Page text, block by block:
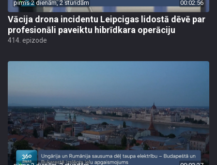
pirms 2 dienām, 2 stundām 00:02:56
Vācija drona incidentu Leipcigas lidostā dēvē par
profesionāli paveiktu hibrīdkara operāciju
414. epizode